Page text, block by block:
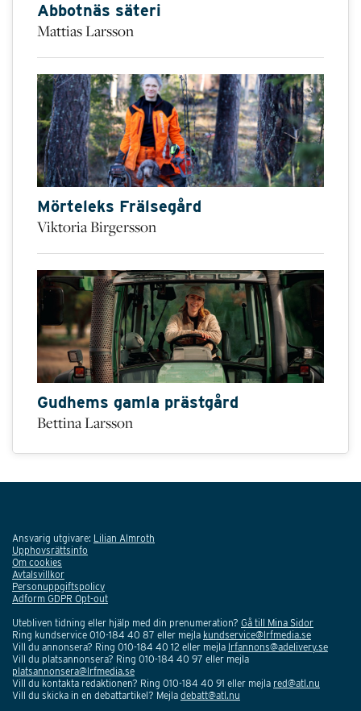
Abbotnäs säteri
Mattias Larsson
Mörteleks Frälsegård
Viktoria Birgersson
Gudhems gamla prästgård
Bettina Larsson
Ansvarig utgivare: Lilian Almroth
Upphovsrättsinfo
Om cookies
Avtalsvillkor
Personuppgiftspolicy
Adform GDPR Opt-out
Utebliven tidning eller hjälp med din prenumeration? Gå till Mina Sidor
Ring kundservice 010-184 40 87 eller mejla kundservice@lrfmedia.se
Vill du annonsera? Ring 010-184 40 12 eller mejla lrfannons@adelivery.se
Vill du platsannonsera? Ring 010-184 40 97 eller mejla
platsannonsera@lrfmedia.se
Vill du kontakta redaktionen? Ring 010-184 40 91 eller mejla red@atl.nu
Vill du skicka in en debattartikel? Mejla debatt@atl.nu